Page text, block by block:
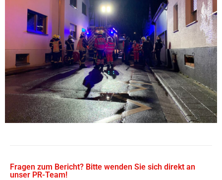
Fragen zum Bericht? Bitte wenden Sie sich direkt an
unser PR-Team!